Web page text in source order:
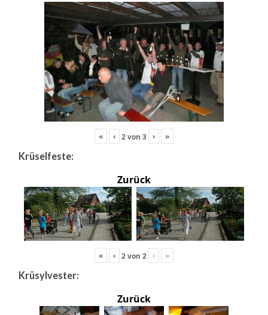
« ‹ 2von 3 › »
Krüselfeste:
Zurück
« ‹ 2von 2 › »
Krüsylvester:
Zurück